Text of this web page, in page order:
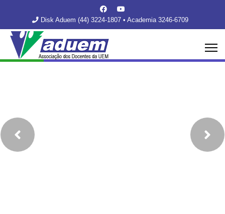
Disk Aduem (44) 3224-1807 • Academia 3246-6709